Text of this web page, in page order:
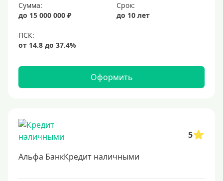
20 лет
25 лет
30 лет
2 месяца
3 месяца
Ставка
Низкий процент
Сумма:
до 15 000 000 ₽
Срок:
до 10 лет
Оформить
5
Альфа БанкКредит наличными